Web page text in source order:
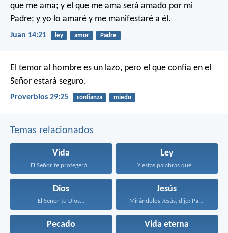
que me ama; y el que me ama será amado por mi
Padre; y yo lo amaré y me manifestaré a él.
Juan 14:21 ley amor Padre
El temor al hombre es un lazo, pero el que confía en el
Señor estará seguro.
Proverbios 29:25 confianza miedo
Temas relacionados
Vida
El Señor te protegerá...
Ley
Y estas palabras que...
Dios
El Señor tu Dios...
Jesús
Mirándolos Jesús, dijo: Para...
Pecado Vida eterna